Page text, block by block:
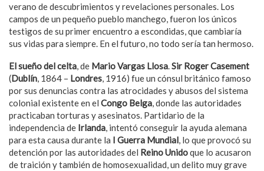
verano de descubrimientos y revelaciones personales. Los
campos de un pequeño pueblo manchego, fueron los únicos
testigos de su primer encuentro a escondidas, que cambiaría
sus vidas para siempre. En el futuro, no todo sería tan hermoso.
El sueño del celta, de Mario Vargas Llosa.Sir Roger Casement
(Dublín, 1864 – Londres, 1916) fue un cónsul británico famoso
por sus denuncias contra las atrocidades y abusos del sistema
colonial existente en el Congo Belga, donde las autoridades
practicaban torturas y asesinatos. Partidario de la
independencia de Irlanda, intentó conseguir la ayuda alemana
para esta causa durante la I Guerra Mundial, lo que provocó su
detención por las autoridades del Reino Unidoque lo acusaron
de traición y también de homosexualidad, un delito muy grave